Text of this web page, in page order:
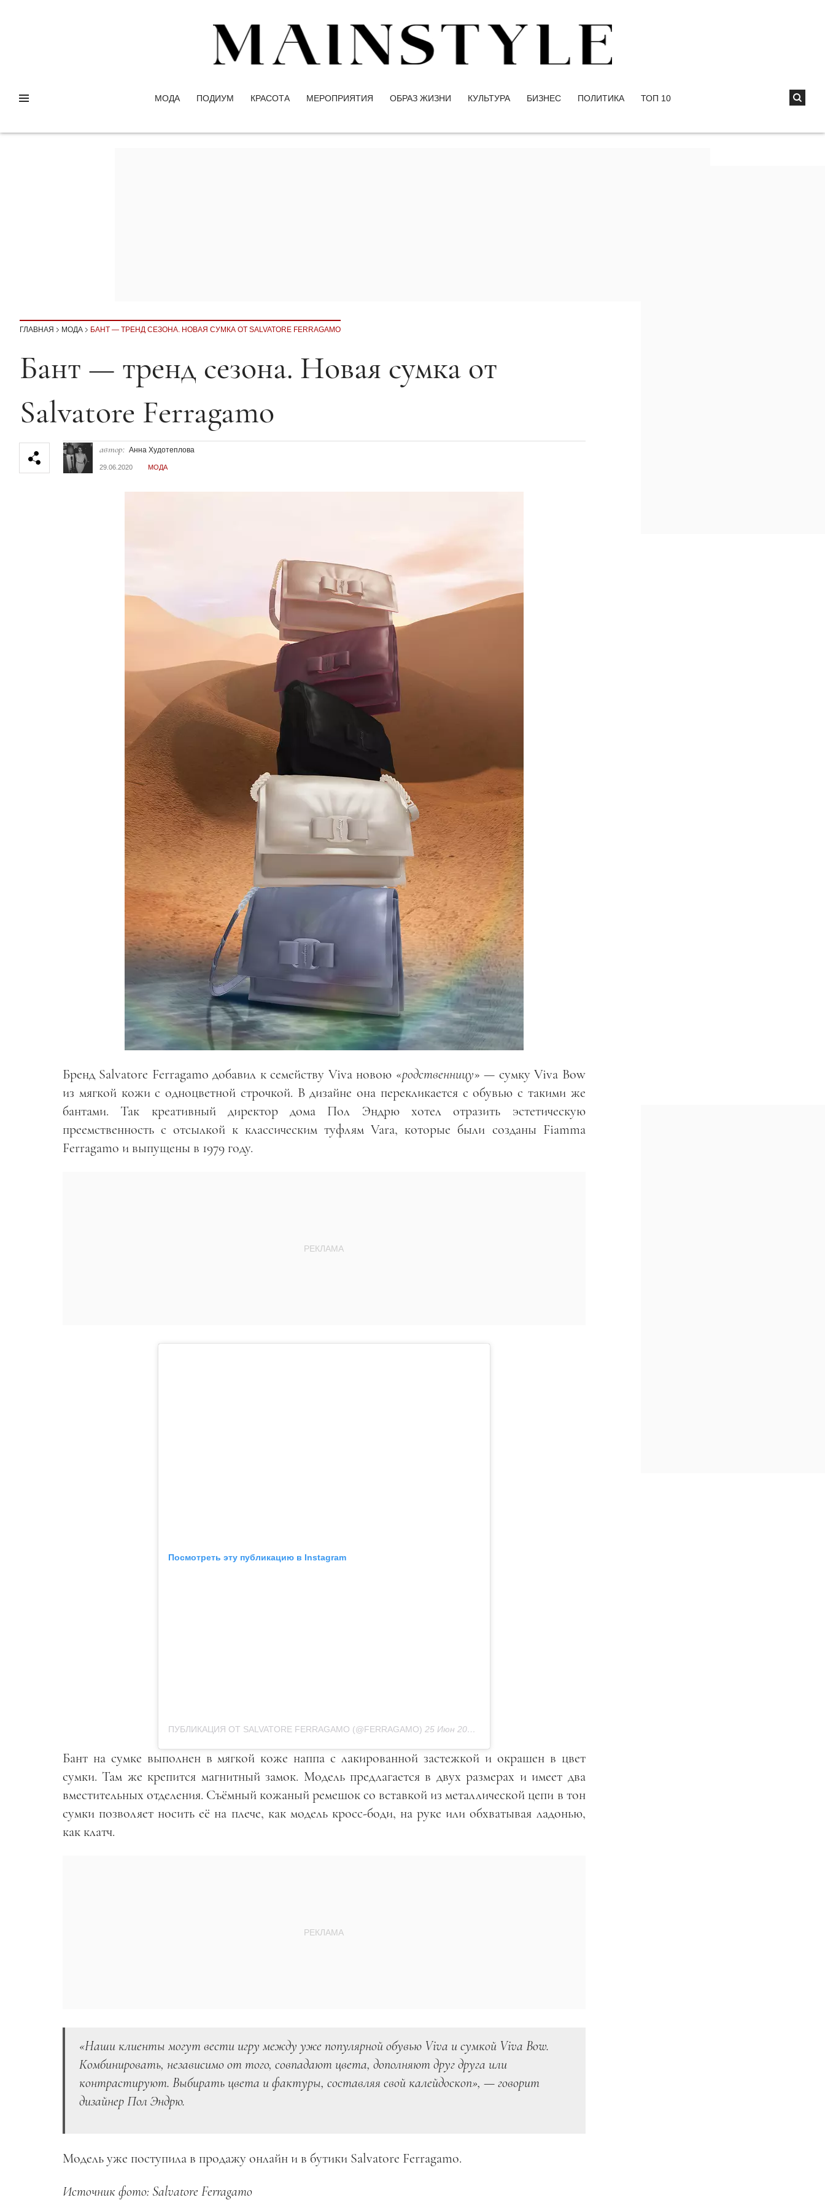
МОДА ПОДИУМ КРАСОТА МЕРОПРИЯТИЯ ОБРАЗ ЖИЗНИ КУЛЬТУРА БИЗНЕС ПОЛИТИКА ТОП 10
ГЛАВНАЯ МОДА БАНТ — ТРЕНД СЕЗОНА. НОВАЯ СУМКА ОТ SALVATORE FERRAGAMO
Секция статей
Бант — тренд сезона. Новая сумка от
Salvatore Ferragamo
автор: Анна Худотеплова
29.06.2020 МОДА
Бренд Salvatore Ferragamo добавил к семейству Viva новою «родственницу» — сумку Viva Bow
из мягкой кожи с одноцветной строчкой. В дизайне она перекликается с обувью с такими же
бантами. Так креативный директор дома Пол Эндрю хотел отразить эстетическую
преемственность с отсылкой к классическим туфлям Vara, которые были созданы Fiamma
Ferragamo и выпущены в 1979 году.
Посмотреть эту публикацию в Instagram
ПУБЛИКАЦИЯ ОТ SALVATORE FERRAGAMO (@FERRAGAMO) 25 Июн 2020 в 2:00 PDT
Бант на сумке выполнен в мягкой коже наппа с лакированной застежкой и окрашен в цвет
сумки. Там же крепится магнитный замок. Модель предлагается в двух размерах и имеет два
вместительных отделения. Съёмный кожаный ремешок со вставкой из металлической цепи в тон
сумки позволяет носить её на плече, как модель кросс-боди, на руке или обхватывая ладонью,
как клатч.
«Наши клиенты могут вести игру между уже популярной обувью Viva и сумкой Viva Bow.
Комбинировать, независимо от того, совпадают цвета, дополняют друг друга или
контрастируют. Выбирать цвета и фактуры, составляя свой калейдоскоп», — говорит
дизайнер Пол Эндрю.
Модель уже поступила в продажу онлайн и в бутики Salvatore Ferragamo.
Источник фото: Salvatore Ferragamo